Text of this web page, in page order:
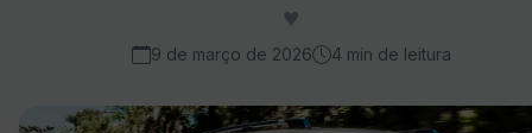
♥
9 de março de 2026 4 min de leitura